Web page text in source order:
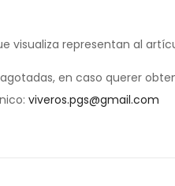
representan al
en caso querer
viveros.pgs@gmail.com